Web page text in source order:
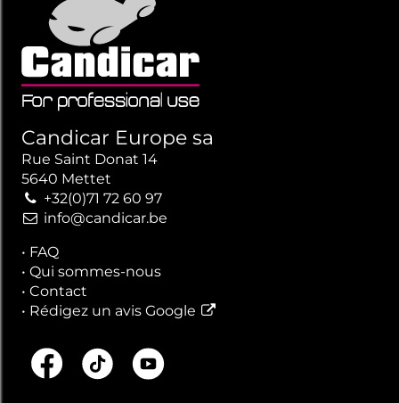
Candicar Europe sa
Rue Saint Donat 14
5640 Mettet
+32(0)71 72 60 97
info@candicar.be
• FAQ
• Qui sommes-nous
• Contact
• Rédigez un avis Google